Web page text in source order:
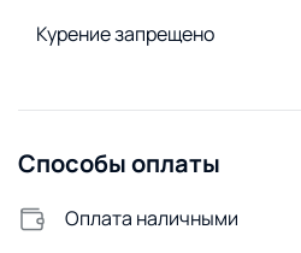
Стирка и белье
Стиральный порошок
Стиральная машина
Курение запрещено
Способы оплаты
Оплата наличными